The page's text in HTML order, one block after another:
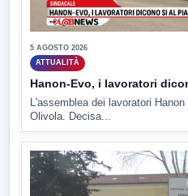
5 AGOSTO 2026
ATTUALITÀ
Hanon-Evo, i lavoratori
L'assemblea dei lavoratori
Olivola. Decisa...